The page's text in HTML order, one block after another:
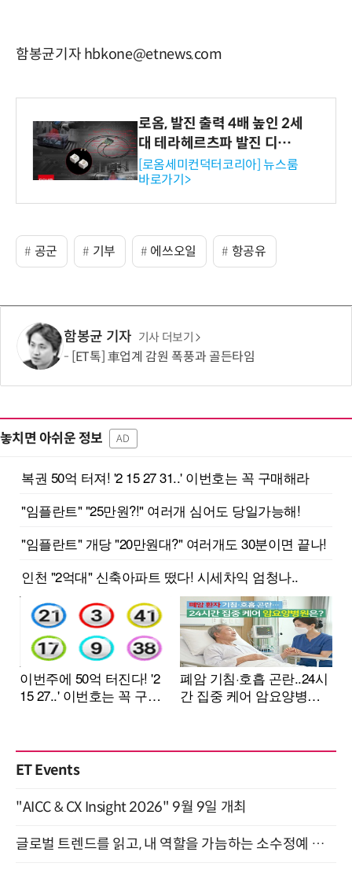
함봉균기자 hbkone@etnews.com
로옴, 발진 출력 4배 높인 2세
대 테라헤르츠파 발진 디바이
스 개발
[로옴세미컨덕터코리아] 뉴스룸
바로가기>
공군 기부 에쓰오일 항공유
함봉균 기자 기사 더보기
[ET톡] 車업계 감원 폭풍과 골든타임
놓치면 아쉬운 정보 AD
ET Events
"AICC & CX Insight 2026" 9월 9일 개최
글로벌 트렌드를 읽고, 내 역할을 가늠하는 소수정예 실습 워크숍 (8/28)